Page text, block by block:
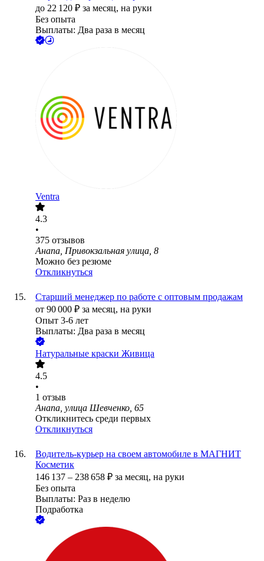
до 22 120 ₽ за месяц, на руки
Без опыта
Выплаты: Два раза в месяц
Ventra
4.3
•
375 отзывов
Анапа, Привокзальная улица, 8
Можно без резюме
Откликнуться
Старший менеджер по работе с оптовым продажам
от 90 000 ₽ за месяц, на руки
Опыт 3-6 лет
Выплаты: Два раза в месяц
Натуральные краски Живица
4.5
•
1 отзыв
Анапа, улица Шевченко, 65
Откликнитесь среди первых
Откликнуться
Водитель-курьер на своем автомобиле в МАГНИТ
Косметик
146 137 – 238 658 ₽ за месяц, на руки
Без опыта
Выплаты: Раз в неделю
Подработка